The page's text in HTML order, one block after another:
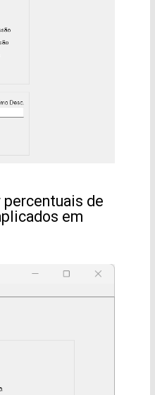
percentuais de
em